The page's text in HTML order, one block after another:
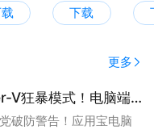
下载
更多
​Hyper-V狂暴模式！电脑端丝滑反杀村里人，竞技场摸头党克星上线！​
破防警告！应用宝电脑